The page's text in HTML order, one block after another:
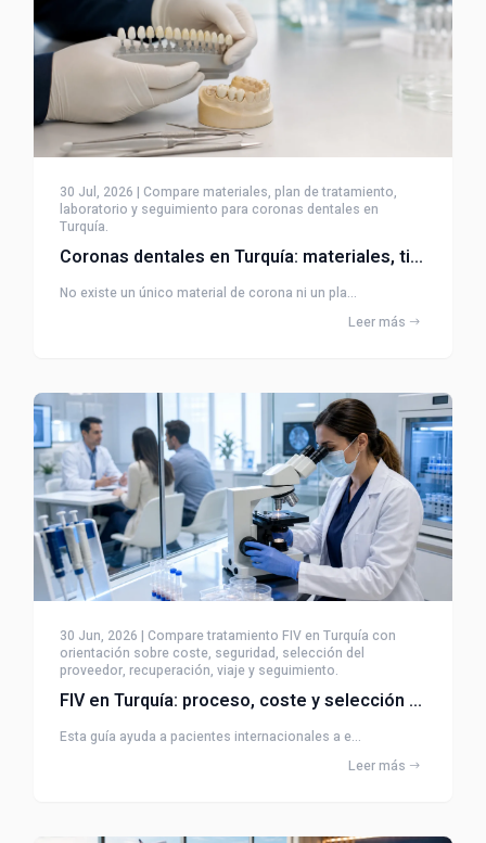
30 Jul, 2026 | Compare materiales, plan de tratamiento,
laboratorio y seguimiento para coronas dentales en
Turquía.
Coronas dentales en Turquía: materiales, tiempos y preguntas
No existe un único material de corona ni un pla...
Leer más
30 Jun, 2026 | Compare tratamiento FIV en Turquía con
orientación sobre coste, seguridad, selección del
proveedor, recuperación, viaje y seguimiento.
FIV en Turquía: proceso, coste y selección de clínica
Esta guía ayuda a pacientes internacionales a e...
Leer más